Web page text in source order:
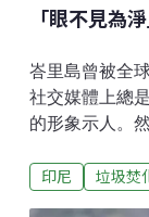
「眼不見為
峇里島曾被全
社交媒體上總
的形象示人。
之不去的、帶
印尼 垃圾焚